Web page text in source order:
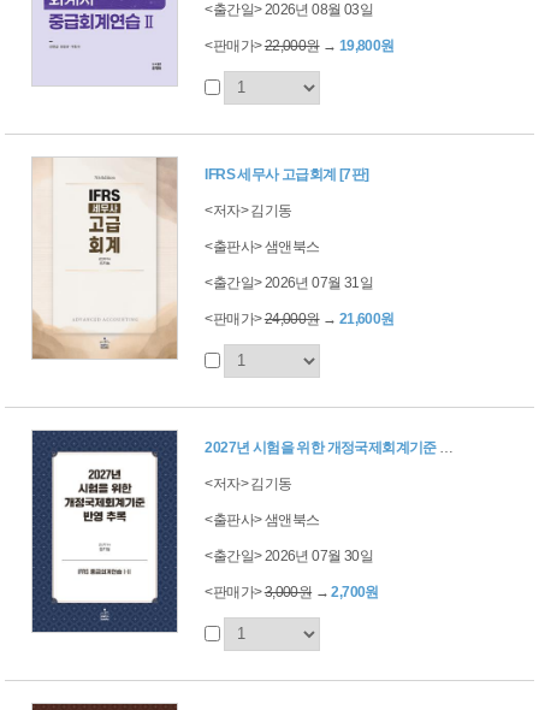
<출간일> 2026년 08월 03일
<판매가>22,000원→ 19,800원
IFRS 세무사 고급회계 [7판]
<저자> 김기동
<출판사> 샘앤북스
<출간일> 2026년 07월 31일
<판매가>24,000원→ 21,600원
2027년 시험을 위한 개정국제회계기준 반영추록 (IFRS 중급회계연습 I·II)
<저자> 김기동
<출판사> 샘앤북스
<출간일> 2026년 07월 30일
<판매가>3,000원→2,700원